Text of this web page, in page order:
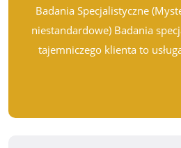
Badania Specjalistyczne
niestandardowe) Badania
tajemniczego klienta to